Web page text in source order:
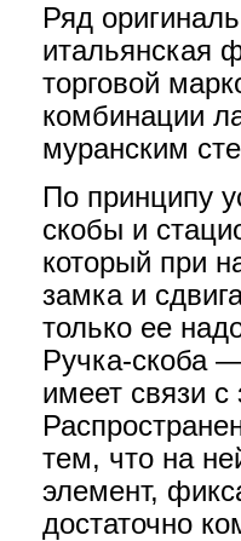
Ряд
итальянская
торговой
комбинации
муранским
По принципу
скобы и
который при
замка и
только ее
Ручка-скоба
имеет связи с
тем, что на
элемент,
достаточно